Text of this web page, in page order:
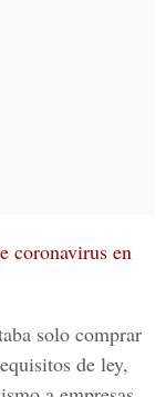
coronavirus en
solo comprar
de ley,